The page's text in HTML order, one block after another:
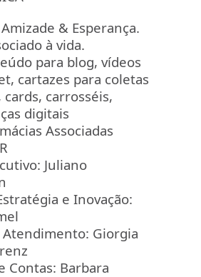
& Esperança.
à vida.
para blog, vídeos
cartazes para coletas
cards, carrosséis,
digitais
Associadas
Juliano
e Inovação:
Giorgia
Contas: Barbara